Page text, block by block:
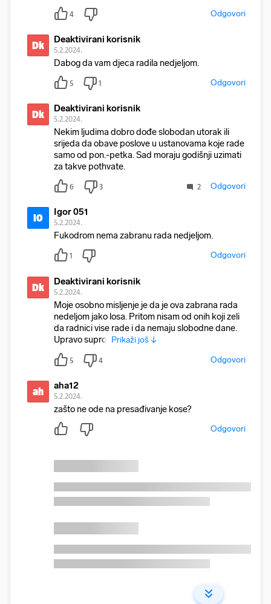
4 Odgovori
Dk Deaktivirani korisnik
5.2.2024.
Dabog da vam djeca radila nedjeljom.
5 1 Odgovori
Dk Deaktivirani korisnik
5.2.2024.
Nekim ljudima dobro dođe slobodan utorak ili
srijeda da obave poslove u ustanovama koje rade
samo od pon.-petka. Sad moraju godišnji uzimati
za takve pothvate.
6 3 2 Odgovori
I0 Igor 051
5.2.2024.
Fukodrom nema zabranu rada nedjeljom.
1 Odgovori
Dk Deaktivirani korisnik
5.2.2024.
Moje osobno misljenje je da je ova zabrana rada
nedeljom jako losa. Pritom nisam od onih koji zeli
da radnici vise rade i da nemaju slobodne dane.
Upravo suprot Prikaži još ↓
5 4 Odgovori
ah aha12
5.2.2024.
zašto ne ode na presađivanje kose?
Odgovori